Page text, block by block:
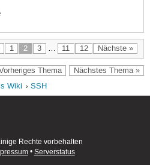
1 2 3 … 11 12 Nächste »
Thema Nächstes Thema »
Wiki SSH
Rechte vorbehalten
• Serverstatus